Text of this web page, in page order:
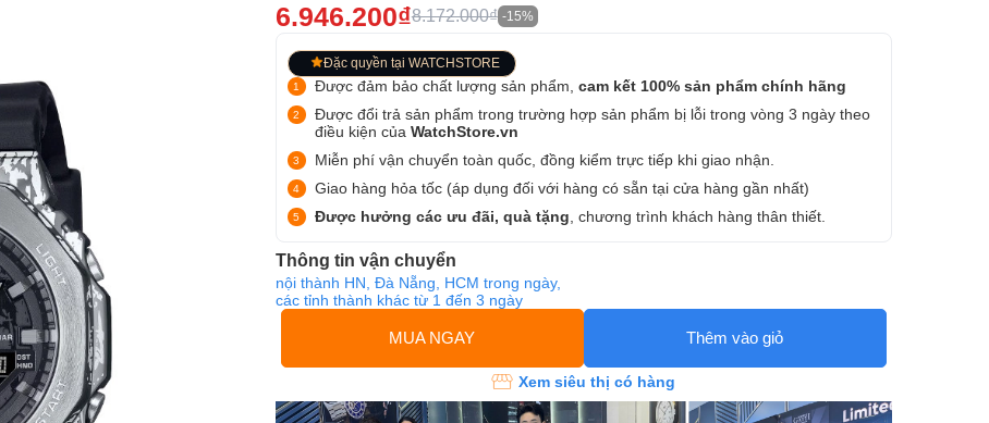
6.946.200₫8.172.000₫ -15%
Đặc quyền tại WATCHSTORE
Được đảm bảo chất lượng sản phẩm, cam kết 100% sản phẩm chính hãng
Được đổi trả sản phẩm trong trường hợp sản phẩm bị lỗi trong vòng 3 ngày theo
điều kiện của WatchStore.vn
Miễn phí vận chuyển toàn quốc, đồng kiểm trực tiếp khi giao nhận.
Giao hàng hỏa tốc (áp dụng đối với hàng có sẵn tại cửa hàng gần nhất)
Được hưởng các ưu đãi, quà tặng , chương trình khách hàng thân thiết.
Thông tin vận chuyển
nội thành HN, Đà Nẵng, HCM trong ngày,
các tỉnh thành khác từ 1 đến 3 ngày
MUA NGAY Thêm vào giỏ
Xem siêu thị có hàng